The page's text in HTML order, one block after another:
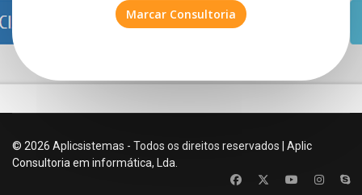
Marcar Consultoria
© 2026 Aplicsistemas - Todos os direitos reservados | Aplic
Consultoria em informática, Lda.